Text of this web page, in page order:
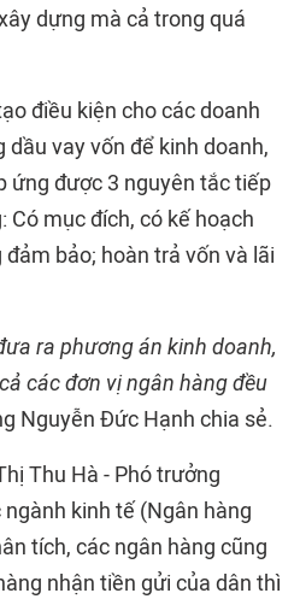
dựng mà cả trong quá
điều kiện cho các doanh
dầu vay vốn để kinh doanh,
ứng được 3 nguyên tắc tiếp
Có mục đích, có kế hoạch
bảo; hoàn trả vốn và lãi
ra phương án kinh doanh,
các đơn vị ngân hàng đều
Nguyễn Đức Hạnh chia sẻ.
Thu Hà - Phó trưởng
kinh tế (Ngân hàng
tích, các ngân hàng cũng
nhận tiền gửi của dân thì